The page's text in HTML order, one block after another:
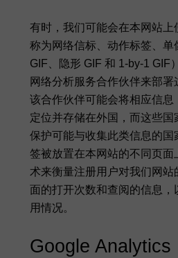
有时，我们可能会在本网站
称为网络信标、动作标签、单
GIF、隐形 GIF 和 1-by-1 GIF
网络分析服务合作伙伴来部署
该合作伙伴可能会将相应信息
定位并存储在外国，而这些国
保护可能与收集此类信息的国
签被放置在本网站的不同页面
术来衡量注册用户对我们网
面的打开次数和查阅的信息，
用情况。
Google Analytics